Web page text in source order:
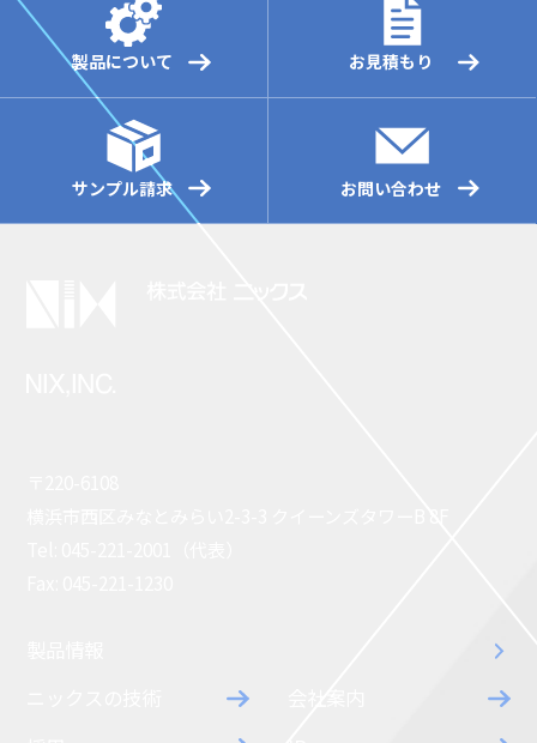
製品について お見積もり
サンプル請求 お問い合わせ